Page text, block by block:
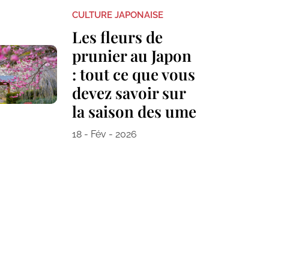
CULTURE JAPONAISE
Les fleurs de
prunier au Japon
: tout ce que vous
devez savoir sur
la saison des ume
18 - Fév - 2026